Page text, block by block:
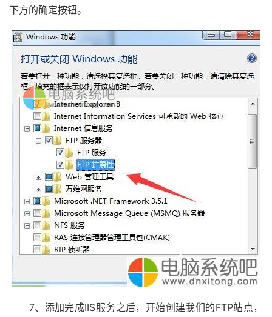
下方的确定按钮。
7、添加完成IIS服务之后，开始创建我们的FTP站点，